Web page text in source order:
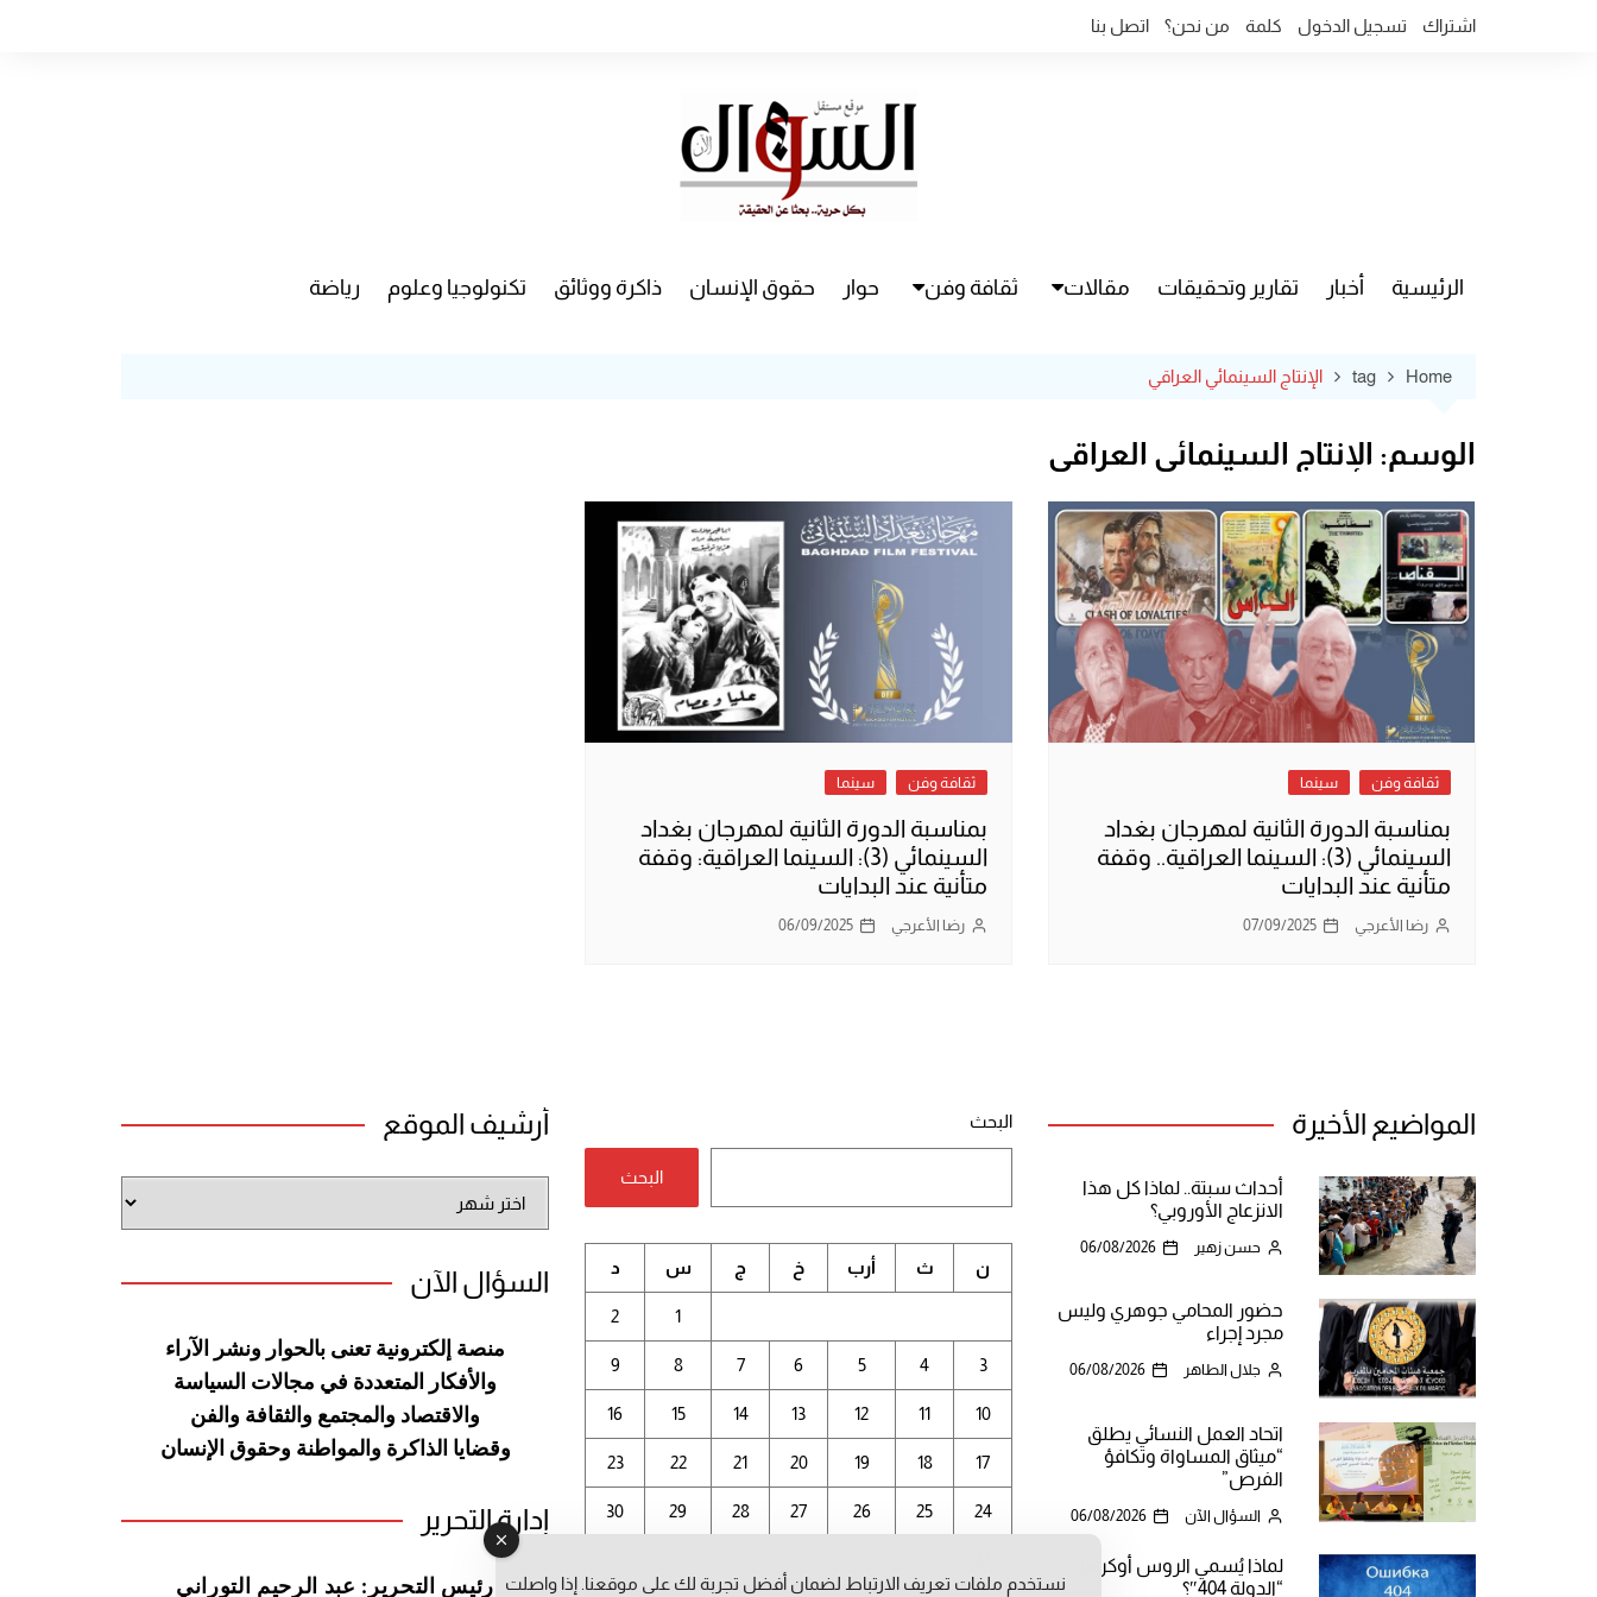
اشتراك تسجيل الدخول كلمة من نحن؟ اتصل بنا
الرئيسية أخبار تقارير وتحقيقات مقالات ثقافة وفن حوار حقوق الإنسان ذاكرة ووثائق تكنولوجيا وعلوم رياضة
Home
tag الإنتاج السينمائي العراقي
الوسم: الإنتاج السينمائي العراقي
ثقافة وفن سينما
بمناسبة الدورة الثانية لمهرجان بغداد
السينمائي (3): السينما العراقية.. وقفة
متأنية عند البدايات
رضا الأعرجي 07/09/2025
ثقافة وفن سينما
بمناسبة الدورة الثانية لمهرجان بغداد
السينمائي (3): السينما العراقية: وقفة
متأنية عند البدايات
رضا الأعرجي 06/09/2025
المواضيع الأخيرة
أحداث سبتة.. لماذا كل هذا
الانزعاج الأوروبي؟
حسن زهير 06/08/2026
حضور المحامي جوهري وليس
مجرد إجراء
جلال الطاهر 06/08/2026
اتحاد العمل النسائي يطلق
“ميثاق المساواة وتكافؤ
الفرص”
السؤال الآن 06/08/2026
لماذا يُسمي الروس أوكرانيا
“الدولة 404″؟
البحث
البحث
ن ث أرب خ ج س د
1
2
3
4
5
6
7
8
9
10
11
12
13
14
15
16
17
18
19
20
21
22
23
24
25
26
27
28
29
30
أرشيف الموقع
الموقع
السؤال الآن
منصة إلكترونية تعنى بالحوار ونشر
الآراء
والأفكار المتعددة في مجالات السياسة
والاقتصاد والمجتمع والثقافة والفن
وقضايا الذاكرة والمواطنة وحقوق الإنسان
إدارة التحرير
رئيس التحرير: عبد الرحيم التوراني نستخدم ملفات تعريف الارتباط لضمان أفضل تجربة لك على موقعنا. إذا واصلت